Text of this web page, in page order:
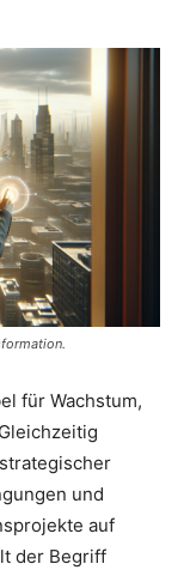
für Wachstum,
und
auf
der Begriff